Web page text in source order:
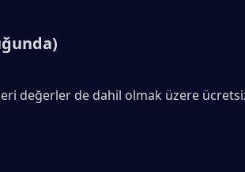
değerler de dahil olmak üzere